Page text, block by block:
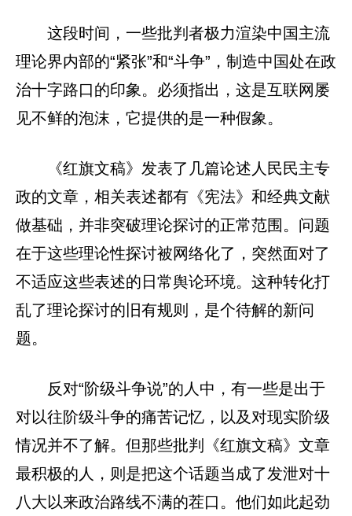
这段时间，一些批判者极力渲染中国主流
理论界内部的“紧张”和“斗争”，制造中国处在政
治十字路口的印象。必须指出，这是互联网屡
见不鲜的泡沫，它提供的是一种假象。
《红旗文稿》发表了几篇论述人民民主专
政的文章，相关表述都有《宪法》和经典文献
做基础，并非突破理论探讨的正常范围。问题
在于这些理论性探讨被网络化了，突然面对了
不适应这些表述的日常舆论环境。这种转化打
乱了理论探讨的旧有规则，是个待解的新问
题。
反对“阶级斗争说”的人中，有一些是出于
对以往阶级斗争的痛苦记忆，以及对现实阶级
情况并不了解。但那些批判《红旗文稿》文章
最积极的人，则是把这个话题当成了发泄对十
八大以来政治路线不满的茬口。他们如此起劲